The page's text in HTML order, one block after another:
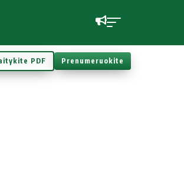
PDF Prenumeruokite